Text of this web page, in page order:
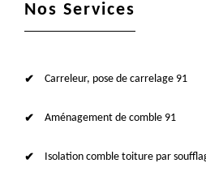
Nos Services
Carreleur, pose de carrelage 91
Aménagement de comble 91
Isolation comble toiture par